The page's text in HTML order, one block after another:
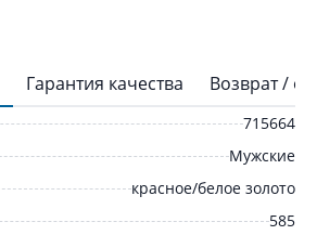
Гарантия качества Возврат /
715664
Мужские
красное/белое золото
585